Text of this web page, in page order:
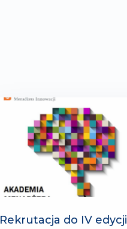
Rekrutacja do IV edycji